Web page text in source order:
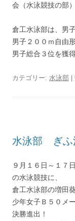
会（水泳競技の部
倉工水泳部は、男
男子２００ｍ自由
男子総合３位を獲
カテゴリー: 水泳部 |
水泳部 ぎふ
９月１６日～１７
の水泳競技に、
倉工水泳部の増田
少年女子Ｂ５０メ
決勝進出！